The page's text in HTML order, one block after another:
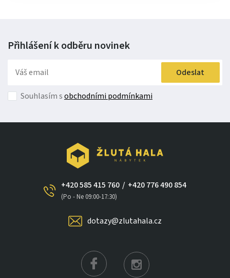
Přihlášení k odběru novinek
Odeslat
Souhlasím sobchodními podmínkami
+420 585 415 760
(Po - Ne 09:00-17:30)
/ +420 776 490 854
dotazy@zlutahala.cz